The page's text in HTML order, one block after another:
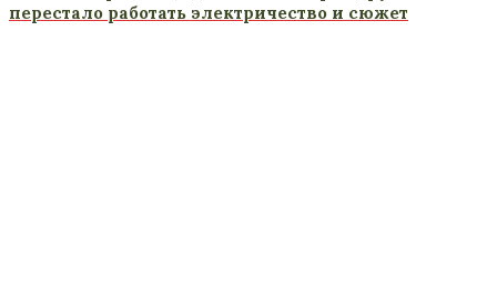
перестало работать электричество и сюжет